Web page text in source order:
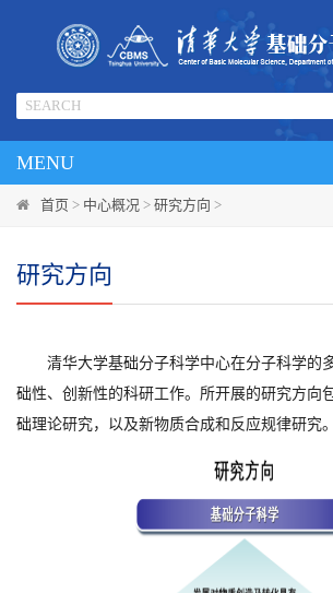
MENU
首页 > 中心概况 > 研究方向 >
研究方向
清华大学基础分子科学中心在分子科学的
础性、创新性的科研工作。所开展的研究方向
础理论研究，以及新物质合成和反应规律研究。